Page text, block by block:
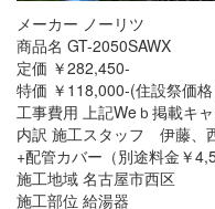
メーカー ノーリツ
商品名 GT-2050SAWX
定価 ￥282,450-
特価 ￥118,000-(住設祭価格
工事費用 上記Weｂ掲載キ
内訳 施工スタッフ 伊藤、
+配管カバー（別途料金￥
施工地域 名古屋市西区
施工部位 給湯器